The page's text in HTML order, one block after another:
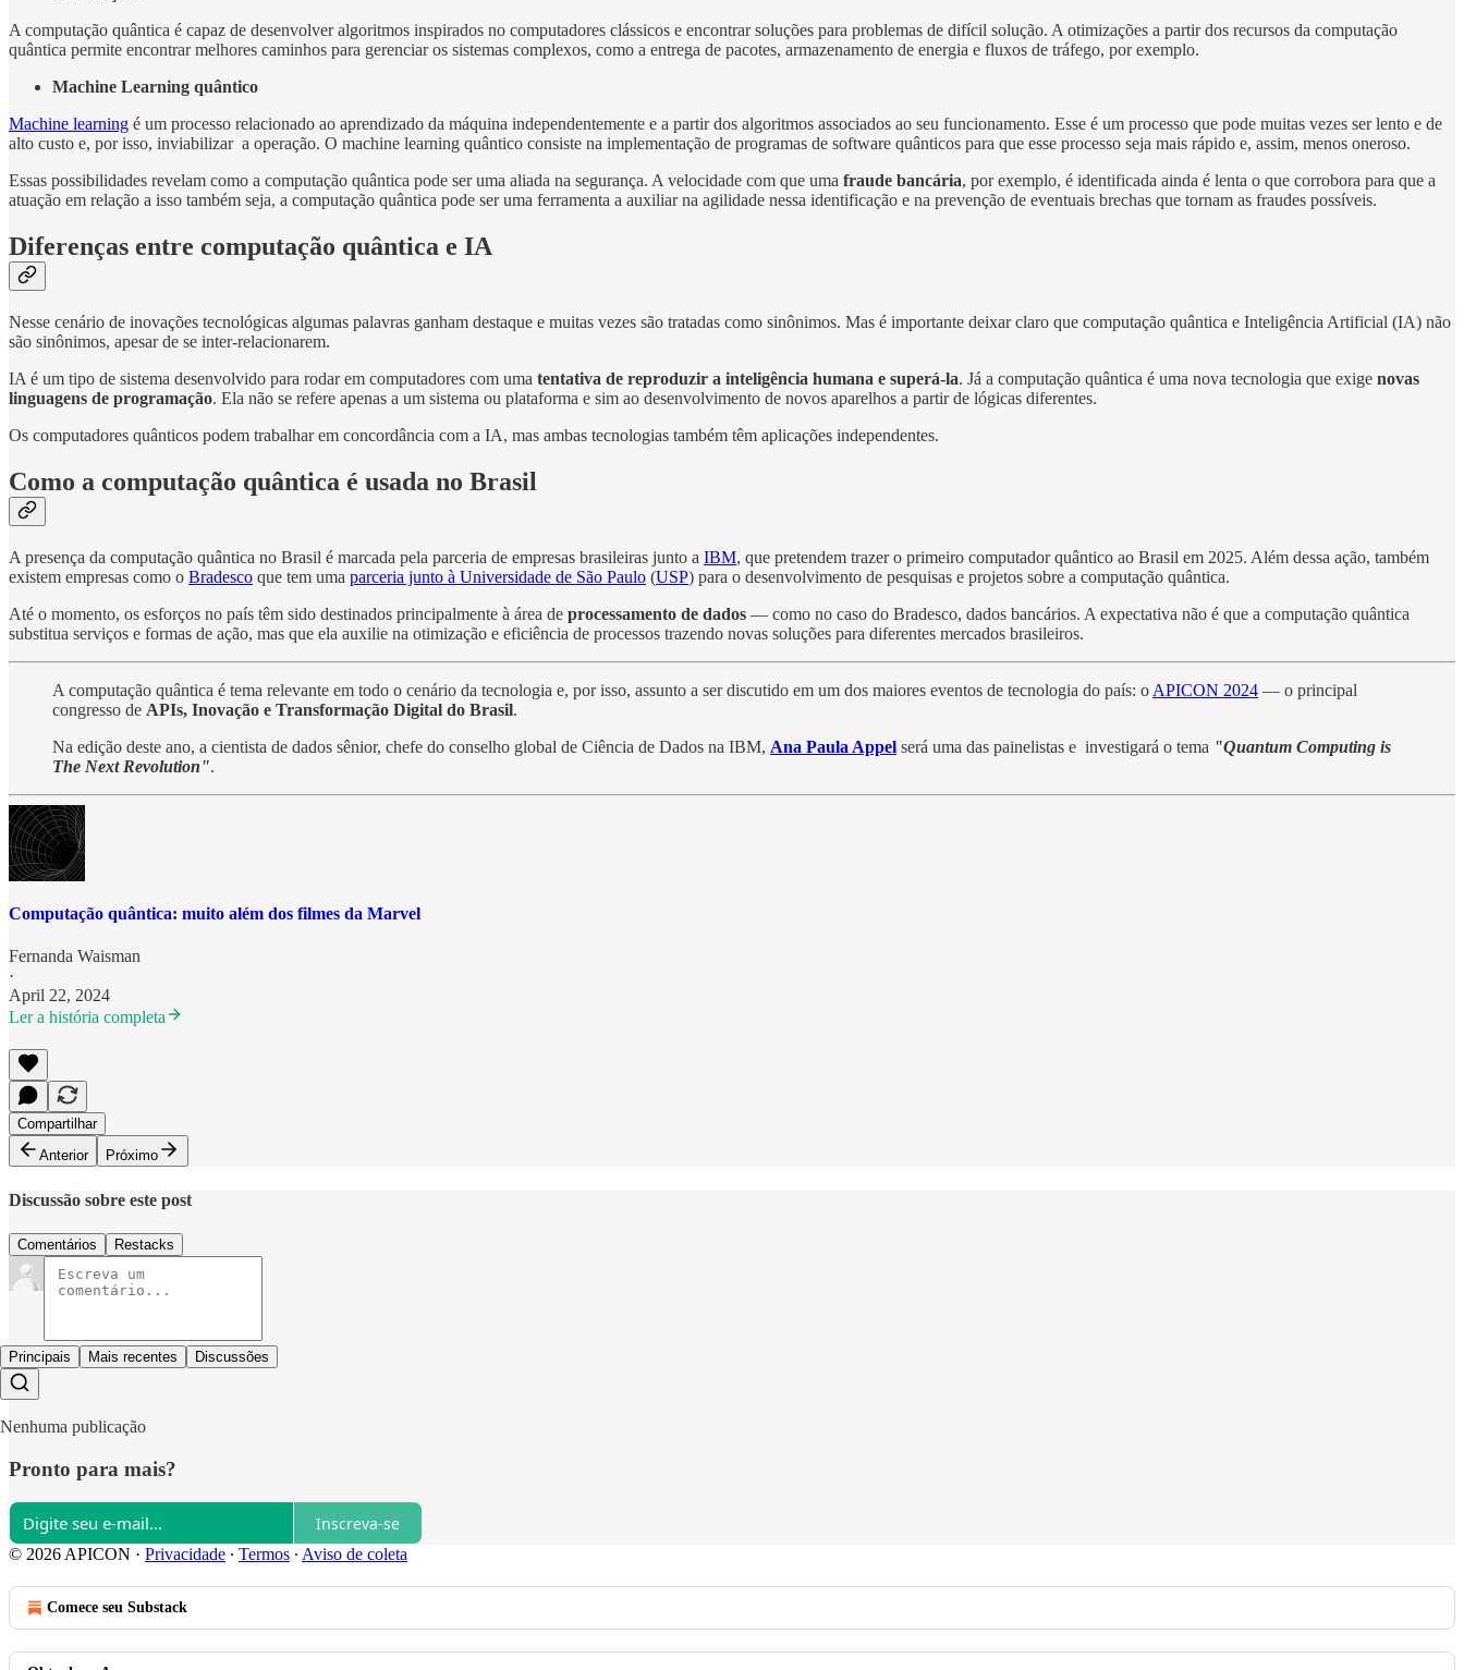
A computação quântica é capaz de desenvolver algoritmos inspirados no computadores clássicos e encontrar soluções para problemas de difícil solução. A otimizações a partir dos recursos da computação
quântica permite encontrar melhores caminhos para gerenciar os sistemas complexos, como a entrega de pacotes, armazenamento de energia e fluxos de tráfego, por exemplo.
Machine Learning quântico
Machine learning é um processo relacionado ao aprendizado da máquina independentemente e a partir dos algoritmos associados ao seu funcionamento. Esse é um processo que pode muitas vezes ser lento e de
alto custo e, por isso, inviabilizar a operação. O machine learning quântico consiste na implementação de programas de software quânticos para que esse processo seja mais rápido e, assim, menos oneroso.
Essas possibilidades revelam como a computação quântica pode ser uma aliada na segurança. A velocidade com que uma fraude bancária, por exemplo, é identificada ainda é lenta o que corrobora para que a
atuação em relação a isso também seja, a computação quântica pode ser uma ferramenta a auxiliar na agilidade nessa identificação e na prevenção de eventuais brechas que tornam as fraudes possíveis.
Diferenças entre computação quântica e IA
Nesse cenário de inovações tecnológicas algumas palavras ganham destaque e muitas vezes são tratadas como sinônimos. Mas é importante deixar claro que computação quântica e Inteligência Artificial (IA) não
são sinônimos, apesar de se inter-relacionarem.
IA é um tipo de sistema desenvolvido para rodar em computadores com uma tentativa de reproduzir a inteligência humana e superá-la. Já a computação quântica é uma nova tecnologia que exige novas
linguagens de programação. Ela não se refere apenas a um sistema ou plataforma e sim ao desenvolvimento de novos aparelhos a partir de lógicas diferentes.
Os computadores quânticos podem trabalhar em concordância com a IA, mas ambas tecnologias também têm aplicações independentes.
Como a computação quântica é usada no Brasil
A presença da computação quântica no Brasil é marcada pela parceria de empresas brasileiras junto a IBM, que pretendem trazer o primeiro computador quântico ao Brasil em 2025. Além dessa ação, também
existem empresas como o Bradesco que tem uma parceria junto à Universidade de São Paulo (USP) para o desenvolvimento de pesquisas e projetos sobre a computação quântica.
Até o momento, os esforços no país têm sido destinados principalmente à área de processamento de dados — como no caso do Bradesco, dados bancários. A expectativa não é que a computação quântica
substitua serviços e formas de ação, mas que ela auxilie na otimização e eficiência de processos trazendo novas soluções para diferentes mercados brasileiros.
A computação quântica é tema relevante em todo o cenário da tecnologia e, por isso, assunto a ser discutido em um dos maiores eventos de tecnologia do país: o APICON 2024 — o principal
congresso de APIs, Inovação e Transformação Digital do Brasil.
Na edição deste ano, a cientista de dados sênior, chefe do conselho global de Ciência de Dados na IBM, Ana Paula Appel será uma das painelistas e investigará o tema "Quantum Computing is
The Next Revolution".
Computação quântica: muito além dos filmes da Marvel
Fernanda Waisman
·
April 22, 2024
Ler a história completa
Compartilhar
Anterior
Próximo
Discussão sobre este post
Comentários Restacks
Principais Mais recentes Discussões
Nenhuma publicação
Pronto para mais?
Inscreva-se
© 2026 APICON · Privacidade ∙ Termos ∙ Aviso de coleta
Comece seu Substack